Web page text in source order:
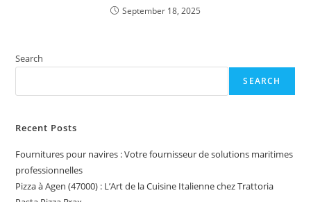
September 18, 2025
Search
SEARCH
Recent Posts
Fournitures pour navires : Votre fournisseur de solutions maritimes
professionnelles
Pizza à Agen (47000) : L’Art de la Cuisine Italienne chez Trattoria